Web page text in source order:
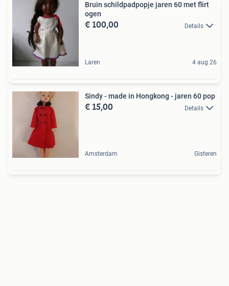
Bruin schildpadpopje jaren 60 met flirt
ogen
€ 100,00 Details
Laren 4 aug 26
Sindy - made in Hongkong - jaren 60 pop
€ 15,00 Details
Amsterdam Gisteren